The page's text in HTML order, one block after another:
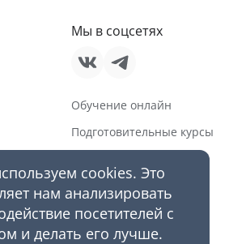
Обучение онлайн
Подготовительные курсы
Статьи
Видео
Мы в соцсетях
cookies. Это
нам анализировать
посетителей с
и делать его лучше.